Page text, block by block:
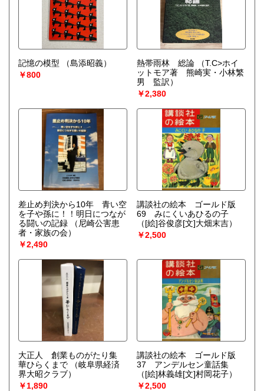
記憶の模型
（島添昭義）
￥800
熱帯雨林 総論
（T.C>ホイ
ットモア著 熊崎実・小林繁
男 監訳）
￥2,380
差止め判決から10年 青い空
を子や孫に！！明日につなが
る闘いの記録
（尼崎公害患
者・家族の会）
￥2,490
講談社の絵本 ゴールド版
69 みにくいあひるの子
（[絵]谷俊彦[文]大畑末吉）
￥2,500
大正人 創業ものがたり集
華ひらくまで
（岐阜県経済
界大昭クラブ）
￥1,890
講談社の絵本 ゴールド版
37 アンデルセン童話集
（[絵]林義雄[文]村岡花子）
￥2,500